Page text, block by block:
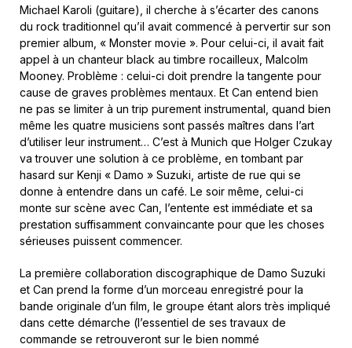
Michael Karoli (guitare), il cherche à s’écarter des canons
du rock traditionnel qu’il avait commencé à pervertir sur son
premier album, « Monster movie ». Pour celui-ci, il avait fait
appel à un chanteur black au timbre rocailleux, Malcolm
Mooney. Problème : celui-ci doit prendre la tangente pour
cause de graves problèmes mentaux. Et Can entend bien
ne pas se limiter à un trip purement instrumental, quand bien
même les quatre musiciens sont passés maîtres dans l’art
d’utiliser leur instrument… C’est à Munich que Holger Czukay
va trouver une solution à ce problème, en tombant par
hasard sur Kenji « Damo » Suzuki, artiste de rue qui se
donne à entendre dans un café. Le soir même, celui-ci
monte sur scène avec Can, l’entente est immédiate et sa
prestation suffisamment convaincante pour que les choses
sérieuses puissent commencer.
La première collaboration discographique de Damo Suzuki
et Can prend la forme d’un morceau enregistré pour la
bande originale d’un film, le groupe étant alors très impliqué
dans cette démarche (l’essentiel de ses travaux de
commande se retrouveront sur le bien nommé